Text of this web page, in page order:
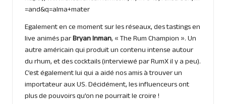
=and&q=alma+mater
Egalement en ce moment sur les réseaux, des tastings en
live animés parBryan Inman, « The Rum Champion ». Un
autre américain qui produit un contenu intense autour
du rhum, et des cocktails(interviewé par RumX il y a peu).
C’est également lui qui a aidé nos amis à trouver un
importateur aux US. Décidément, les influenceurs ont
plus de pouvoirs qu’on ne pourrait le croire !